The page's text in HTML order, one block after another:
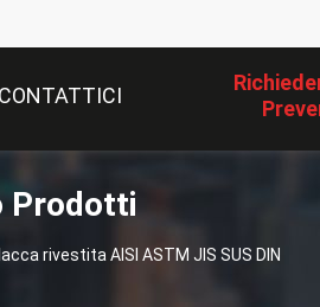
CONTATTICI
Prodotti
rivestita AISI ASTM JIS SUS DIN